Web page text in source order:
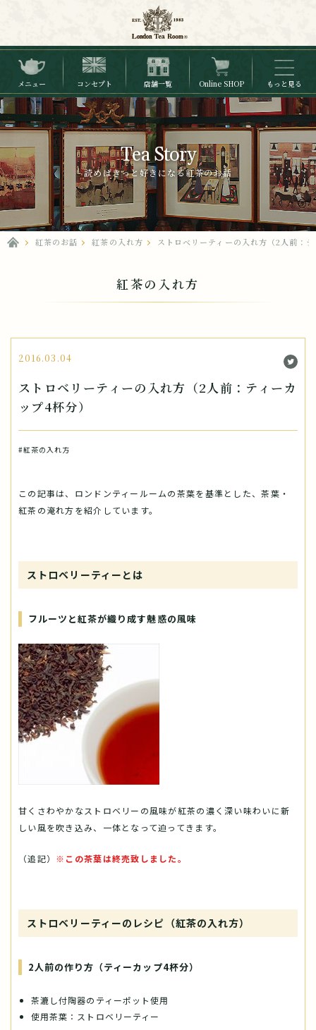
メニュー コンセプト 店舗一覧 Online SHOP もっと見る
Tea Story
読めばきっと好きになる紅茶のお話
紅茶のお話 紅茶の入れ方 ストロベリーティーの入れ方（2人前：
紅茶の入れ方
2016.03.04
ストロベリーティーの入れ方（2人前：ティーカ
ップ4杯分）
#紅茶の入れ方
この記事は、ロンドンティールームの茶葉を基準とした、茶葉・
紅茶の淹れ方を紹介しています。
ストロベリーティーとは
フルーツと紅茶が織り成す魅惑の風味
甘くさわやかなストロベリーの風味が紅茶の濃く深い味わいに新
しい風を吹き込み、一体となって迫ってきます。
（追記） ※この茶葉は終売致しました。
ストロベリーティーのレシピ（紅茶の入れ方）
2人前の作り方（ティーカップ4杯分）
茶漉し付陶器のティーポット使用
使用茶葉：ストロベリーティー